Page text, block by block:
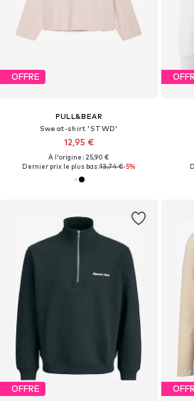
OFFRE
PULL&BEAR
Sweat-shirt 'STWD'
12,95 €
À l'origine : 25,90 €
Dernier prix le plus bas :13,74 €-5%
OFFRE